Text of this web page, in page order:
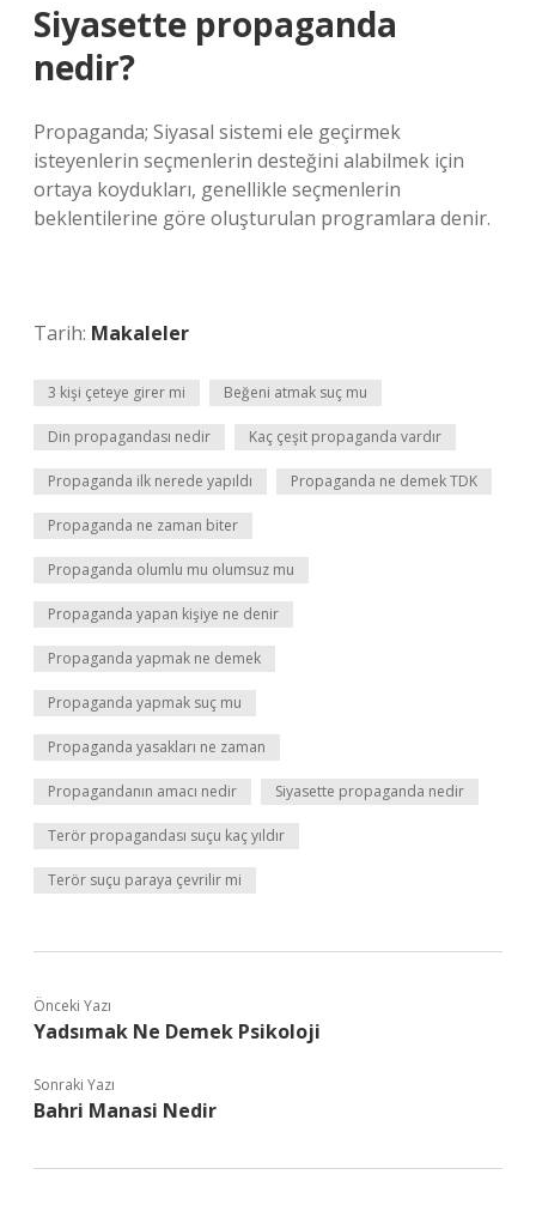
Siyasette propaganda
nedir?
Propaganda; Siyasal sistemi ele geçirmek
isteyenlerin seçmenlerin desteğini alabilmek için
ortaya koydukları, genellikle seçmenlerin
beklentilerine göre oluşturulan programlara denir.
Tarih: Makaleler
3 kişi çeteye girer mi Beğeni atmak suç mu
Din propagandası nedir Kaç çeşit propaganda vardır
Propaganda ilk nerede yapıldı Propaganda ne demek TDK
Propaganda ne zaman biter
Propaganda olumlu mu olumsuz mu
Propaganda yapan kişiye ne denir
Propaganda yapmak ne demek
Propaganda yapmak suç mu
Propaganda yasakları ne zaman
Propagandanın amacı nedir Siyasette propaganda nedir
Terör propagandası suçu kaç yıldır
Terör suçu paraya çevrilir mi
Önceki Yazı
Yadsımak Ne Demek Psikoloji
Sonraki Yazı
Bahri Manasi Nedir